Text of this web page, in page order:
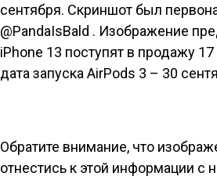
сентября. Скриншот был
@PandaIsBald . Изображение
iPhone 13 поступят в продажу
дата запуска AirPods 3 – 30
Обратите внимание, что
отнестись к этой информации с